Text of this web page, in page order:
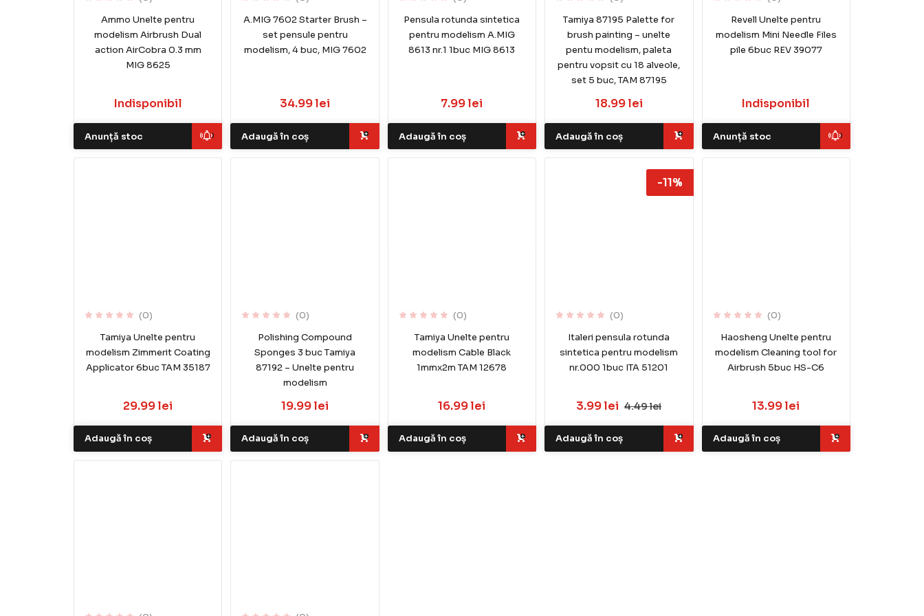
Ammo Unelte pentru
modelism Airbrush Dual
action AirCobra 0.3 mm
MIG 8625
Indisponibil
Anunță stoc
A.MIG 7602 Starter Brush –
set pensule pentru
modelism, 4 buc, MIG 7602
34.99 lei
Adaugă în coș
Pensula rotunda sintetica
pentru modelism A.MIG
8613 nr.1 1buc MIG 8613
7.99 lei
Adaugă în coș
Tamiya 87195 Palette for
brush painting – unelte
pentu modelism, paleta
pentru vopsit cu 18 alveole,
set 5 buc, TAM 87195
18.99 lei
Adaugă în coș
Revell Unelte pentru
modelism Mini Needle Files
pile 6buc REV 39077
Indisponibil
Anunță stoc
(0)
Tamiya Unelte pentru
modelism Zimmerit Coating
Applicator 6buc TAM 35187
29.99 lei
Adaugă în coș
(0)
Polishing Compound
Sponges 3 buc Tamiya
87192 – Unelte pentru
modelism
19.99 lei
Adaugă în coș
(0)
Tamiya Unelte pentru
modelism Cable Black
1mmx2m TAM 12678
16.99 lei
Adaugă în coș
(0)
Italeri pensula rotunda
sintetica pentru modelism
nr.000 1buc ITA 51201
3.99 lei 4.49 lei
-11%
Adaugă în coș
(0)
Haosheng Unelte pentru
modelism Cleaning tool for
Airbrush 5buc HS-C6
13.99 lei
Adaugă în coș